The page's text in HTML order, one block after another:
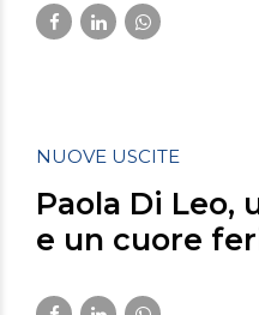
exitwell.com
NUOVE USCITE
Paola Di Leo,
e un cuore